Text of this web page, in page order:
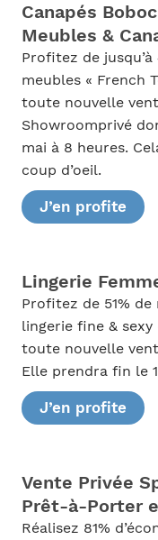
Canapés
Meubles &
Profitez de
meubles « French
toute nouvelle
Showroomprivé
mai à 8 heures.
coup d’oeil.
J’en profite
Lingerie
Profitez de 51%
lingerie fine &
toute nouvelle
Elle prendra fin le
J’en profite
Vente Privée
Prêt-à-Porter
Réalisez 81%